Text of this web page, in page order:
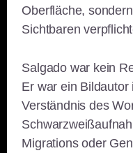
Oberfläche,
Sichtbaren
Salgado war kein
Er war ein Bildautor
Verständnis des
Migrations oder